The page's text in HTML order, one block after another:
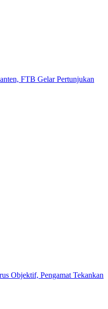
FTB Gelar Pertunjukan
Objektif, Pengamat Tekankan